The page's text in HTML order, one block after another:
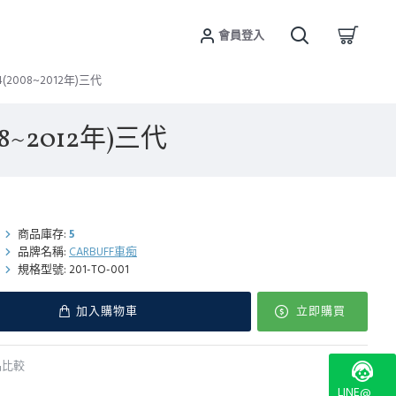
會員登入
年)三代
年)三代
商品庫存: 5
品牌名稱: CARBUFF車痴
規格型號: 201-TO-001
加入購物車 立即購買
較
LINE@